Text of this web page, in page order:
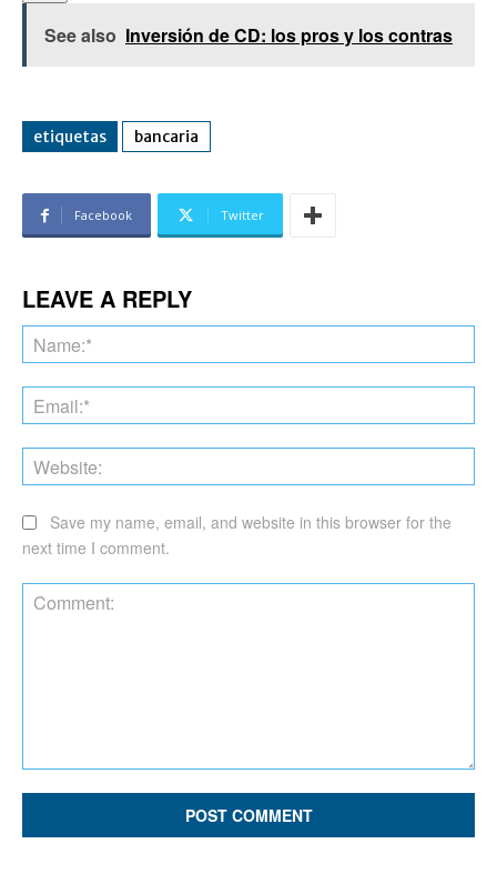
See also Inversión de CD: los pros y los contras
etiquetas bancaria
Facebook Twitter
LEAVE A REPLY
Save my name, email, and website in this browser for the
next time I comment.